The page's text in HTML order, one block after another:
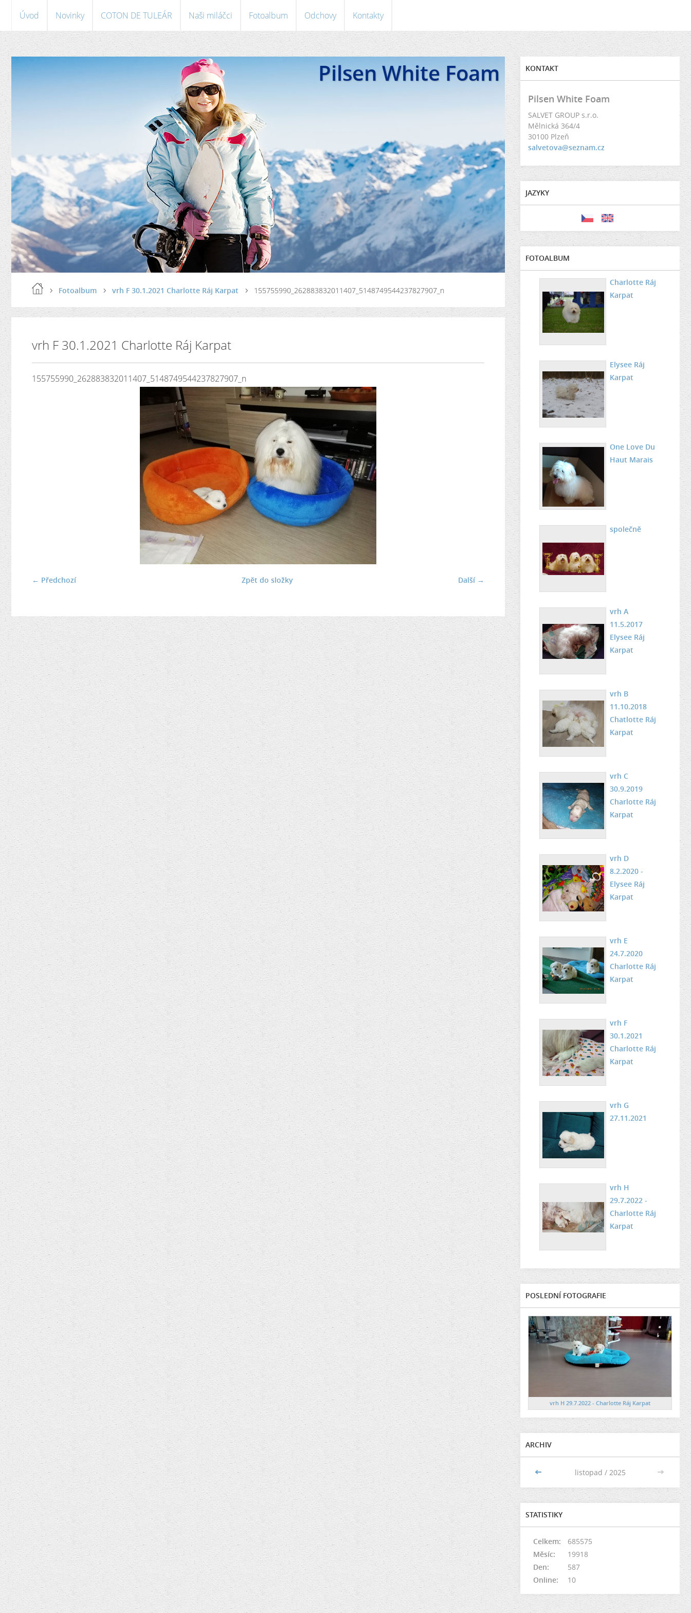
Úvod Novinky COTON DE TULEÁR Naši miláčci Fotoalbum Odchovy Kontakty
Pilsen White Foam
Fotoalbum vrh F 30.1.2021 Charlotte Ráj Karpat 155755990_262883832011407_5148749544237827907_n
vrh F 30.1.2021 Charlotte Ráj Karpat
155755990_262883832011407_5148749544237827907_n
← Předchozí Další →
Zpět do složky
KONTAKT
Pilsen White Foam
SALVET GROUP s.r.o.
Mělnická 364/4
30100 Plzeň
salvetova@seznam.cz
JAZYKY
FOTOALBUM
Charlotte Ráj
Karpat
Elysee Ráj
Karpat
One Love Du
Haut Marais
společně
vrh A
11.5.2017
Elysee Ráj
Karpat
vrh B
11.10.2018
Chatlotte Ráj
Karpat
vrh C
30.9.2019
Charlotte Ráj
Karpat
vrh D
8.2.2020 -
Elysee Ráj
Karpat
vrh E
24.7.2020
Charlotte Ráj
Karpat
vrh F
30.1.2021
Charlotte Ráj
Karpat
vrh G
27.11.2021
vrh H
29.7.2022 -
Charlotte Ráj
Karpat
POSLEDNÍ FOTOGRAFIE
vrh H 29.7.2022 - Charlotte Ráj Karpat
ARCHIV
<< listopad / 2025 >>
STATISTIKY
Online: 10
Celkem:
685575
Měsíc:
19918
Den:
587